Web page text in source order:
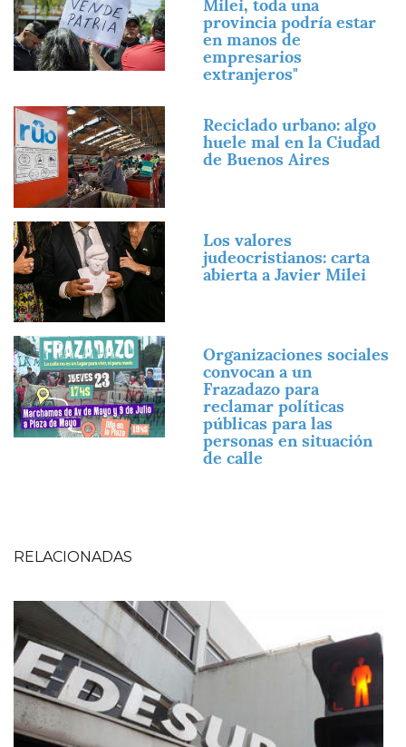
Milei, toda una
provincia podría estar
en manos de
empresarios
extranjeros"
Imagen
Reciclado urbano: algo
huele mal en la Ciudad
de Buenos Aires
Imagen
Los valores
judeocristianos: carta
abierta a Javier Milei
Imagen
Organizaciones sociales
convocan a un
Frazadazo para
reclamar políticas
públicas para las
personas en situación
de calle
RELACIONADAS
Imagen